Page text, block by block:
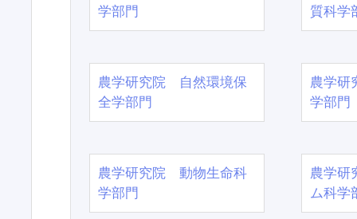
学部門
質科学
農学研究院 自然環境保
全学部門
農学
学部門
農学研究院 動物生命科
学部門
農学
ム科学